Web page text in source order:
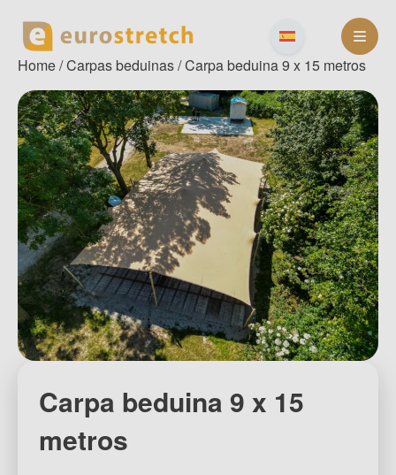
content
Home/Carpas beduinas/ Carpa beduina 9 x 15 metros
Carpa beduina 9 x 15
metros